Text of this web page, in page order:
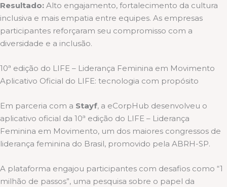
Resultado: Alto engajamento, fortalecimento da cultura
inclusiva e mais empatia entre equipes. As empresas
participantes reforçaram seu compromisso com a
diversidade e a inclusão.
10ª edição do LIFE – Liderança Feminina em Movimento
Aplicativo Oficial do LIFE: tecnologia com propósito
Em parceria com a Stayf, a eCorpHub desenvolveu o
aplicativo oficial da 10ª edição do LIFE – Liderança
Feminina em Movimento, um dos maiores congressos de
liderança feminina do Brasil, promovido pela ABRH-SP.
A plataforma engajou participantes com desafios como “1
milhão de passos”, uma pesquisa sobre o papel da